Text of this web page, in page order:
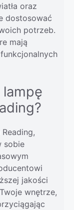
oraz
dostosować
potrzeb.
mają
sobie
jakości
wnętrze,